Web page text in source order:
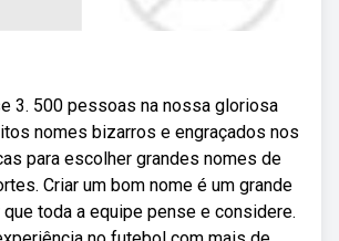
3. 500 pessoas na nossa gloriosa
nomes bizarros e engraçados nos
para escolher grandes nomes de
Criar um bom nome é um grande
toda a equipe pense e considere.